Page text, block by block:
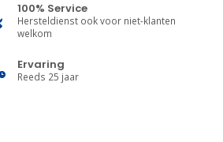
100% Service
Hersteldienst ook voor niet-klanten
welkom
Ervaring
Reeds 25 jaar